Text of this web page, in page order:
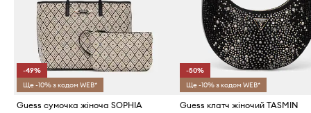
-49%
Ще -10% з кодом WEB*
Guess сумочка жіноча SOPHIA
-50%
Ще -10% з кодом WEB*
Guess клатч жіночий TASMIN